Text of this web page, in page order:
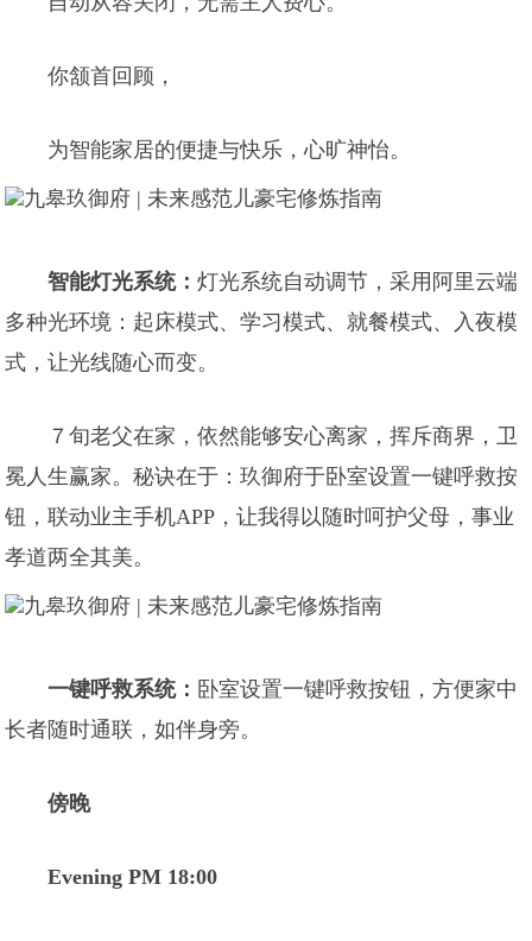
你颔首回顾，
为智能家居的便捷与快乐，心旷神怡。
智能灯光系统：灯光系统自动调节，采用阿里云端
多种光环境：起床模式、学习模式、就餐模式、入夜模
式，让光线随心而变。
７旬老父在家，依然能够安心离家，挥斥商界，卫
冕人生赢家。秘诀在于：玖御府于卧室设置一键呼救按
钮，联动业主手机APP，让我得以随时呵护父母，事业
孝道两全其美。
一键呼救系统： 卧室设置一键呼救按钮，方便家中
长者随时通联，如伴身旁。
傍晚
Evening PM 18:00